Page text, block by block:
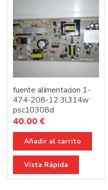
fuente alimentacion 1-
474-208-12 3l314w
psc10308d
40.00 €
Añadir al carrito
Vista Rápida